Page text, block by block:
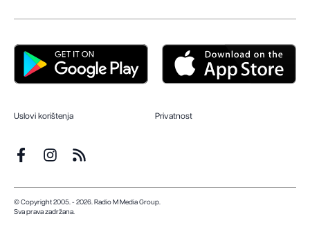
Uslovi korištenja Privatnost
© Copyright 2005. - 2026. Radio M Media Group.
Sva prava zadržana.